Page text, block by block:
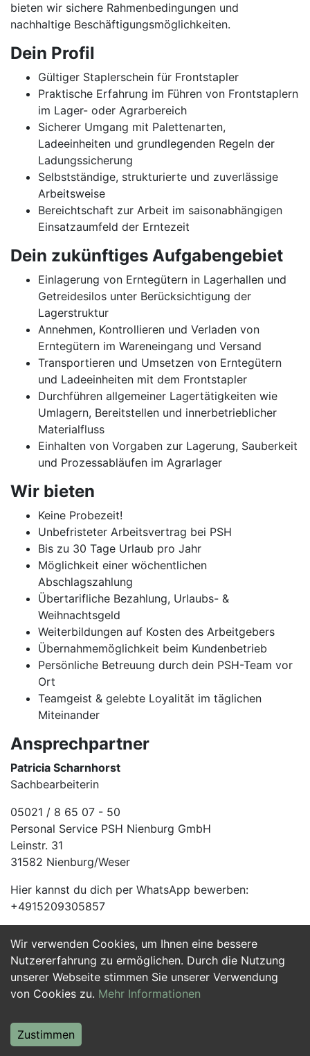
Wir verwenden Cookies, um Ihnen eine bessere
Nutzererfahrung zu ermöglichen. Durch die Nutzung
unserer Webseite stimmen Sie unserer Verwendung
von Cookies zu. Mehr Informationen
Zustimmen
bieten wir sichere Rahmenbedingungen und
nachhaltige Beschäftigungsmöglichkeiten.
Dein Profil
Gültiger Staplerschein für Frontstapler
Praktische Erfahrung im Führen von Frontstaplern
im Lager- oder Agrarbereich
Sicherer Umgang mit Palettenarten,
Ladeeinheiten und grundlegenden Regeln der
Ladungssicherung
Selbstständige, strukturierte und zuverlässige
Arbeitsweise
Bereichtschaft zur Arbeit im saisonabhängigen
Einsatzaumfeld der Erntezeit
Dein zukünftiges Aufgabengebiet
Einlagerung von Erntegütern in Lagerhallen und
Getreidesilos unter Berücksichtigung der
Lagerstruktur
Annehmen, Kontrollieren und Verladen von
Erntegütern im Wareneingang und Versand
Transportieren und Umsetzen von Erntegütern
und Ladeeinheiten mit dem Frontstapler
Durchführen allgemeiner Lagertätigkeiten wie
Umlagern, Bereitstellen und innerbetrieblicher
Materialfluss
Einhalten von Vorgaben zur Lagerung, Sauberkeit
und Prozessabläufen im Agrarlager
Wir bieten
Keine Probezeit!
Unbefristeter Arbeitsvertrag bei PSH
Bis zu 30 Tage Urlaub pro Jahr
Möglichkeit einer wöchentlichen
Abschlagszahlung
Übertarifliche Bezahlung, Urlaubs- &
Weihnachtsgeld
Weiterbildungen auf Kosten des Arbeitgebers
Übernahmemöglichkeit beim Kundenbetrieb
Persönliche Betreuung durch dein PSH-Team vor
Ort
Teamgeist & gelebte Loyalität im täglichen
Miteinander
Ansprechpartner
Patricia Scharnhorst
Sachbearbeiterin
05021 / 8 65 07 - 50
Personal Service PSH Nienburg GmbH
Leinstr. 31
31582 Nienburg/Weser
Hier kannst du dich per WhatsApp bewerben:
+4915209305857
Jetzt Bewerben